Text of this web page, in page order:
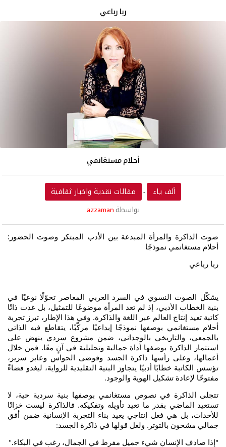
ربا رباعي
أحلام مستغانمي
ألف ياء - مقالات نقدية واخبار ثقافية
بواسطة azzaman
صوت الذاكرة والمرأة المبدعة بين الأدب المبتكر وصوت الحضور:
أحلام مستغانمي نموذجًا
ربا رباعي
يشكّل الصوت النسوي في السرد العربي المعاصر تحوّلًا نوعيًا في
بنية الخطاب الأدبي، إذ لم تعد المرأة موضوعًا للتمثيل، بل غدت ذاتًا
كاتبة تعيد إنتاج العالم عبر اللغة والذاكرة. وفي هذا الإطار، تبرز تجربة
أحلام مستغانمي بوصفها نموذجًا إبداعيًا مركّبًا، يتقاطع فيه الذاتي
بالجمعي، والتاريخي بالوجداني، ضمن مشروع سردي ينهض على
استثمار الذاكرة بوصفها أداة جمالية وتحليلية في آنٍ معًا. فمن خلال
أعمالها، وعلى رأسها ذاكرة الجسد وفوضى الحواس وعابر سرير،
تؤسس الكاتبة خطابًا أدبيًا يتجاوز البنية التقليدية للرواية، ليغدو فضاءً
مفتوحًا لإعادة تشكيل الهوية والوجود.
تتجلى الذاكرة في نصوص مستغانمي بوصفها بنية سردية حية، لا
تستعيد الماضي بقدر ما تعيد تأويله وتفكيكه. فالذاكرة ليست خزانًا
للأحداث، بل هي فعل إنتاجي يعيد بناء التجربة الإنسانية ضمن أفق
جمالي مشحون بالتوتر. ولعل قولها في ذاكرة الجسد:
" إذا صادف الإنسان شيء جميل مفرط في الجمال، رغب في البكاء."